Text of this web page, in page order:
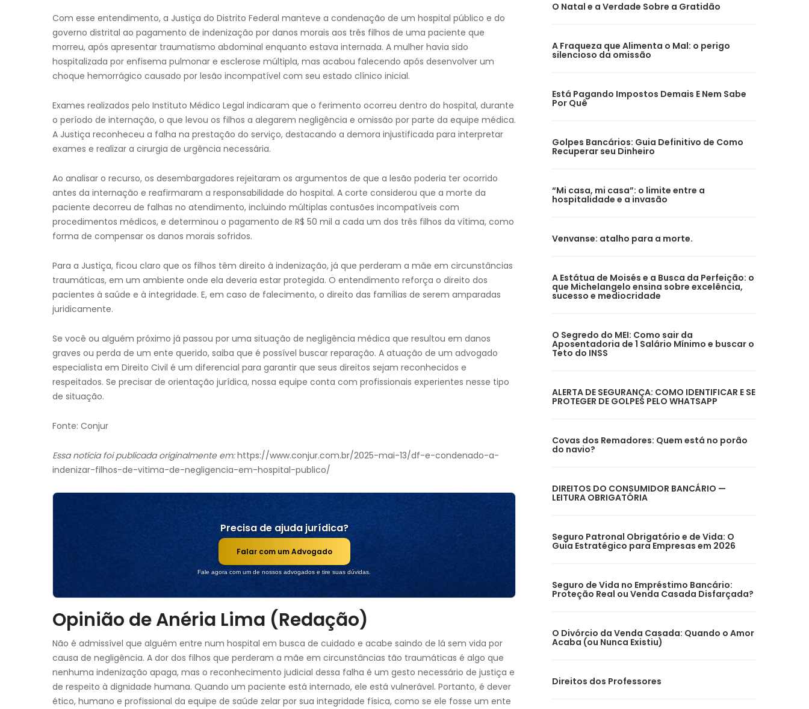
Com esse entendimento, a Justiça do Distrito Federal manteve a condenação de um hospital público e do
governo distrital ao pagamento de indenização por danos morais aos três filhos de uma paciente que
morreu, após apresentar traumatismo abdominal enquanto estava internada. A mulher havia sido
hospitalizada por enfisema pulmonar e esclerose múltipla, mas acabou falecendo após desenvolver um
choque hemorrágico causado por lesão incompatível com seu estado clínico inicial.
Exames realizados pelo Instituto Médico Legal indicaram que o ferimento ocorreu dentro do hospital, durante
o período de internação, o que levou os filhos a alegarem negligência e omissão por parte da equipe médica.
A Justiça reconheceu a falha na prestação do serviço, destacando a demora injustificada para interpretar
exames e realizar a cirurgia de urgência necessária.
Ao analisar o recurso, os desembargadores rejeitaram os argumentos de que a lesão poderia ter ocorrido
antes da internação e reafirmaram a responsabilidade do hospital. A corte considerou que a morte da
paciente decorreu de falhas no atendimento, incluindo múltiplas contusões incompatíveis com
procedimentos médicos, e determinou o pagamento de R$ 50 mil a cada um dos três filhos da vítima, como
forma de compensar os danos morais sofridos.
Para a Justiça, ficou claro que os filhos têm direito à indenização, já que perderam a mãe em circunstâncias
traumáticas, em um ambiente onde ela deveria estar protegida. O entendimento reforça o direito dos
pacientes à saúde e à integridade. E, em caso de falecimento, o direito das famílias de serem amparadas
juridicamente.
Se você ou alguém próximo já passou por uma situação de negligência médica que resultou em danos
graves ou perda de um ente querido, saiba que é possível buscar reparação. A atuação de um advogado
especialista em Direito Civil é um diferencial para garantir que seus direitos sejam reconhecidos e
respeitados. Se precisar de orientação jurídica, nossa equipe conta com profissionais experientes nesse tipo
de situação.
Fonte: Conjur
Essa notícia foi publicada originalmente em:https://www.conjur.com.br/2025-mai-13/df-e-condenado-a-
indenizar-filhos-de-vitima-de-negligencia-em-hospital-publico/
Precisa de ajuda jurídica?
Falar com um Advogado
Fale agora com um de nossos advogados e tire suas dúvidas.
Opinião de Anéria Lima (Redação)
Não é admissível que alguém entre num hospital em busca de cuidado e acabe saindo de lá sem vida por
causa de negligência. A dor dos filhos que perderam a mãe em circunstâncias tão traumáticas é algo que
nenhuma indenização apaga, mas o reconhecimento judicial dessa falha é um gesto necessário de justiça e
de respeito à dignidade humana. Quando um paciente está internado, ele está vulnerável. Portanto, é dever
ético, humano e profissional da equipe de saúde zelar por sua integridade física, como se ele fosse um ente
O Natal e a Verdade Sobre a Gratidão
A Fraqueza que Alimenta o Mal: o perigo
silencioso da omissão
Está Pagando Impostos Demais E Nem Sabe
Por Quê
Golpes Bancários: Guia Definitivo de Como
Recuperar seu Dinheiro
“Mi casa, mi casa”: o limite entre a
hospitalidade e a invasão
Venvanse: atalho para a morte.
A Estátua de Moisés e a Busca da Perfeição: o
que Michelangelo ensina sobre excelência,
sucesso e mediocridade
O Segredo do MEI: Como sair da
Aposentadoria de 1 Salário Mínimo e buscar o
Teto do INSS
ALERTA DE SEGURANÇA: COMO IDENTIFICAR E SE
PROTEGER DE GOLPES PELO WHATSAPP
Covas dos Remadores: Quem está no porão
do navio?
DIREITOS DO CONSUMIDOR BANCÁRIO —
LEITURA OBRIGATÓRIA
Seguro Patronal Obrigatório e de Vida: O
Guia Estratégico para Empresas em 2026
Seguro de Vida no Empréstimo Bancário:
Proteção Real ou Venda Casada Disfarçada?
O Divórcio da Venda Casada: Quando o Amor
Acaba (ou Nunca Existiu)
Direitos dos Professores